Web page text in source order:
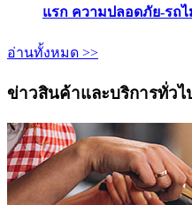
แรก ความปลอดภัย-รถ
อ่านทั้งหมด >>
ข่าวสินค้าและบริการทั่วไ